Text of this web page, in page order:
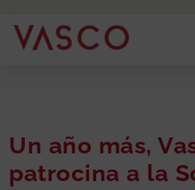
Un año más,
patrocina a la